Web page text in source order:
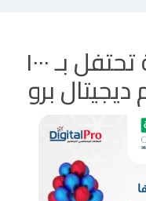
شركة اعمال رقمية تحتفل بـ ١٠٠٠
برو